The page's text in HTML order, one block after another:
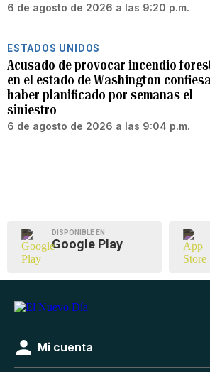
6 de agosto de 2026 a las 9:20 p.m.
ESTADOS UNIDOS
Acusado de provocar incendio
en el estado de Washington confiesa
haber planificado por semanas el
siniestro
6 de agosto de 2026 a las 9:04 p.m.
DISPONIBLE EN
Google Play
Mi cuenta